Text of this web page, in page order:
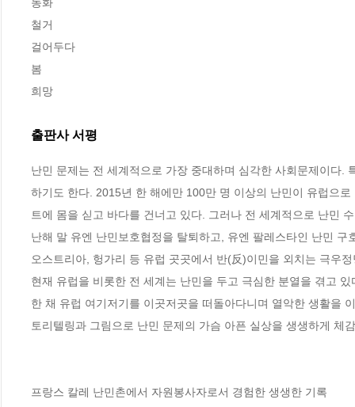
철거
걸어두다
봄
희망
출판사 서평
난민 문제는 전 세계적으로 가장 중대하며 심각한 사회문제이다.
하기도 한다. 2015년 한 해에만 100만 명 이상의 난민이 유럽으
트에 몸을 싣고 바다를 건너고 있다. 그러나 전 세계적으로 난민
난해 말 유엔 난민보호협정을 탈퇴하고, 유엔 팔레스타인 난민
오스트리아, 헝가리 등 유럽 곳곳에서 반(反)이민을 외치는 극우
현재 유럽을 비롯한 전 세계는 난민을 두고 극심한 분열을 겪고
한 채 유럽 여기저기를 이곳저곳을 떠돌아다니며 열악한 생활을
토리텔링과 그림으로 난민 문제의 가슴 아픈 실상을 생생하게 체
프랑스 칼레 난민촌에서 자원봉사자로서 경험한 생생한 기록